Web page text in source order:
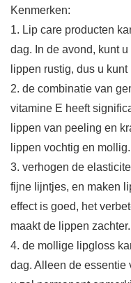
Kenmerken:
1. Lip care producten
dag. In de avond, kunt
lippen rustig, dus u
2. de combinatie van
vitamine E heeft
lippen van peeling en
lippen vochtig en mollig.
3. verhogen de
fijne lijntjes, en maken
effect is goed, het
maakt de lippen zachter.
4. de mollige lipgloss
dag. Alleen de essentie